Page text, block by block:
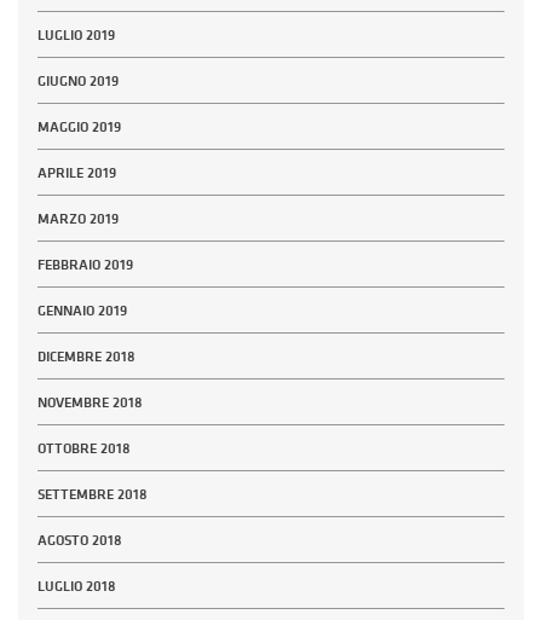
LUGLIO 2019
GIUGNO 2019
MAGGIO 2019
APRILE 2019
MARZO 2019
FEBBRAIO 2019
GENNAIO 2019
DICEMBRE 2018
NOVEMBRE 2018
OTTOBRE 2018
SETTEMBRE 2018
AGOSTO 2018
LUGLIO 2018